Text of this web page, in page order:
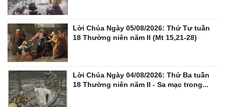
Lời Chúa Ngày 05/08/2026: Thứ Tư tuần
18 Thường niên năm II (Mt 15,21-28)
Lời Chúa Ngày 04/08/2026: Thứ Ba tuần
18 Thường niên năm II - Sa mạc trong...